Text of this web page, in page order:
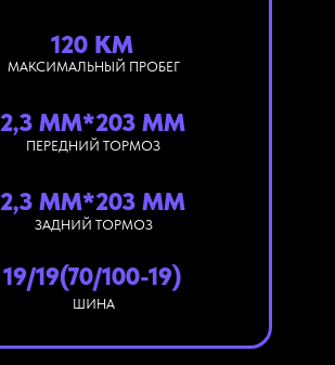
ШИНА
19/19(70/100-19)
ЗАДНИЙ ТОРМОЗ
2,3 ММ*203 ММ
ПЕРЕДНИЙ ТОРМОЗ
2,3 ММ*203 ММ
МАКСИМАЛЬНЫЙ ПРОБЕГ
120 КМ